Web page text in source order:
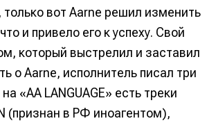
(в разработке)
Помощь проекту
(в разработке)
Помощь проекту
только вот Aarne решил изменить
и привело его к успеху. Свой
который выстрелил и заставил
о Aarne, исполнитель писал три
«AA LANGUAGE» есть треки
(признан в РФ иноагентом),